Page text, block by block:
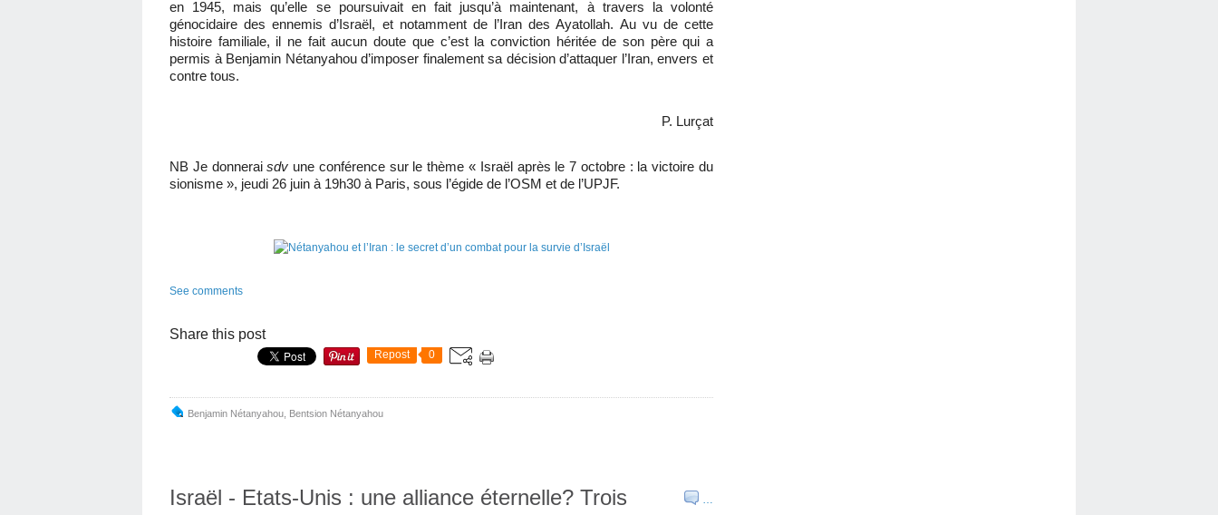
en 1945, mais qu’elle se poursuivait en fait jusqu’à maintenant, à travers la volonté
génocidaire des ennemis d’Israël, et notamment de l’Iran des Ayatollah. Au vu de cette
histoire familiale, il ne fait aucun doute que c’est la conviction héritée de son père qui a
permis à Benjamin Nétanyahou d’imposer finalement sa décision d’attaquer l’Iran, envers et
contre tous.
P. Lurçat
NB Je donneraisdv une conférence sur le thème « Israël après le 7 octobre : la victoire du
sionisme », jeudi 26 juin à 19h30 à Paris, sous l’égide de l’OSM et de l’UPJF.
See comments
Share this post
Repost 0
Benjamin Nétanyahou Bentsion Nétanyahou
…
Israël - Etats-Unis : une alliance éternelle? Trois